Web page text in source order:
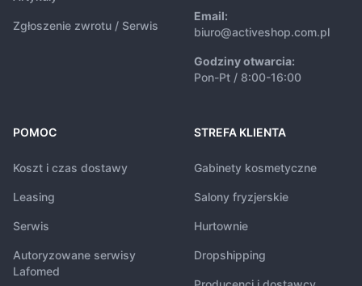
Zgłoszenie zwrotu / Serwis
Email:
biuro@activeshop.com.pl
Godziny otwarcia:
Pon-Pt / 8:00-16:00
POMOC
Koszt i czas dostawy
Leasing
Serwis
Autoryzowane serwisy
Lafomed
STREFA KLIENTA
Gabinety kosmetyczne
Salony fryzjerskie
Hurtownie
Dropshipping